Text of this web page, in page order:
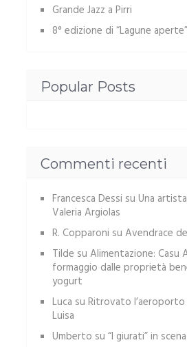
Grande Jazz a Pirri
8° edizione di “Lagune
Popular Posts
Commenti recenti
Francesca Dessi su Una
Valeria Argiolas
R. Copparoni su Avendrace
Tilde su Alimentazione: Casu
formaggio dalle proprietà
yogurt
Luca su Ritrovato
Luisa
Umberto su “I giurati” in